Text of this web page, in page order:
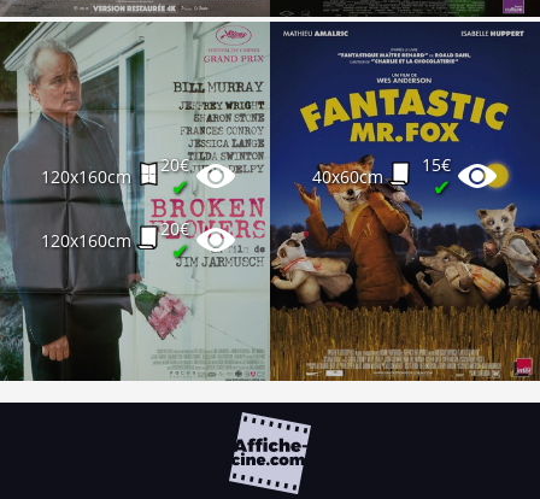
120x160cm
20€
✔
120x160cm
20€
✔
40x60cm
15€
✔